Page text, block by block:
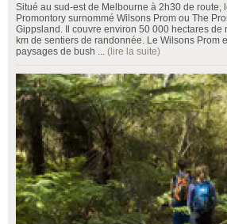
Situé au sud-est de Melbourne à 2h30 de route,
Promontory surnommé Wilsons Prom ou The
Gippsland. Il couvre environ 50 000 hectares de
km de sentiers de randonnée. Le Wilsons Prom
paysages de bush ... (lire la suite)